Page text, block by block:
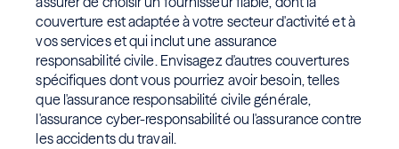
couverture est adaptée à votre secteur d'activité et à
vos services et qui inclut une assurance
responsabilité civile. Envisagez d'autres couvertures
spécifiques dont vous pourriez avoir besoin, telles
que l'assurance responsabilité civile générale,
l'assurance cyber-responsabilité ou l'assurance contre
les accidents du travail.